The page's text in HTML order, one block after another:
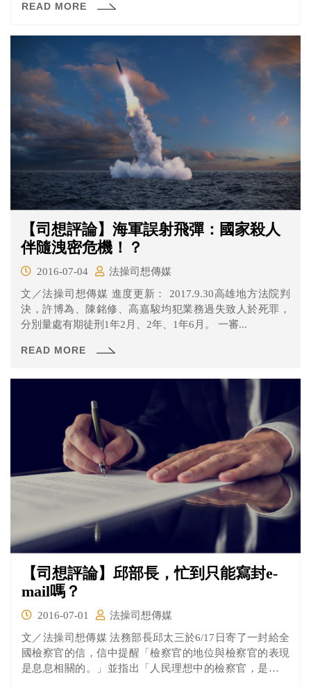
READ MORE
【司想評論】海軍誤射飛彈：國家殺人
伴隨洩密危機！？
2016-07-04
法操司想傳媒
文／法操司想傳媒 進度更新： 2017.9.30高雄地方法院判
決，許博為、陳銘修、高嘉駿均犯業務過失致人於死罪，
分別量處有期徒刑1年2月、2年、1年6月。 一審...
READ MORE
【司想評論】邱部長，忙到只能寫封e-
mail嗎？
2016-07-01
法操司想傳媒
文／法操司想傳媒 法務部長邱太三於6/17日寄了一封給全
國檢察官的信，信中提醒「檢察官的地位與檢察官的表現
是息息相關的。」並指出「人民理想中的檢察官，是有能